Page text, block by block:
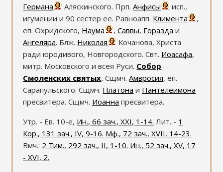
Германа
Аляскинского. Прп.Анфисы
исп.,
игумении и 90 сестер ее. Равноапп. Климента
,
еп. Охридского, Наума ,Саввы, Горазда и
Ангеляра. Блж. Николая
Кочанова, Христа
ради юродивого, Новгородского. Свт. Иоасафа,
митр. Московского и всея Руси. Собор
Смоленских святых. Сщмч.Амвросия, еп.
Сарапульского. Сщмч. Платона и Пантелеимона
пресвитера. Сщмч. Иоанна пресвитера.
Утр. - Ев. 10-е, Ин., 66 зач., XXI, 1-14. Лит. - 1
Кор., 131 зач., IV, 9-16. Мф., 72 зач., XVII, 14-23.
Вмч.: 2 Тим., 292 зач., II, 1-10. Ин., 52 зач., XV, 17
- XVI, 2.